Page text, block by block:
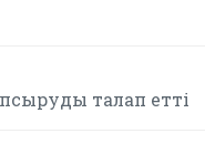
талап етті